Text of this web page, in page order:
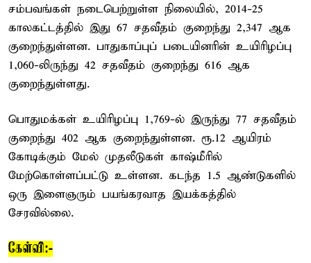
சம்பவங்கள் நடைபெற்றுள்ள நிலையில், 2014-25
காலகட்டத்தில் இது 67 சதவீதம் குறைந்து 2,347 ஆக
குறைந்துள்ளன. பாதுகாப்புப் படையினரின் உயிரிழப்பு
1,060-லிருந்து 42 சதவீதம் குறைந்து 616 ஆக
குறைந்துள்ளது.
பொதுமக்கள் உயிரிழப்பு 1,769-ல் இருந்து 77 சதவீதம்
குறைந்து 402 ஆக குறைந்துள்ளன. ரூ.12 ஆயிரம்
கோடிக்கும் மேல் முதலீடுகள் காஷ்மீரில்
மேற்கொள்ளப்பட்டு உள்ளன. கடந்த 1.5 ஆண்டுகளில்
ஒரு இளைஞரும் பயங்கரவாத இயக்கத்தில்
சேரவில்லை.
கேள்வி:-